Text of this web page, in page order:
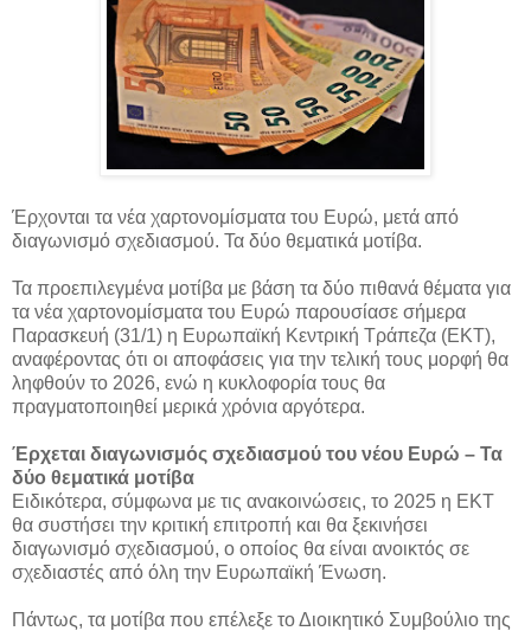
Έρχονται τα νέα χαρτονομίσματα του Ευρώ, μετά από
διαγωνισμό σχεδιασμού. Τα δύο θεματικά μοτίβα.
Τα προεπιλεγμένα μοτίβα με βάση τα δύο πιθανά θέματα για
τα νέα χαρτονομίσματα του Ευρώ παρουσίασε σήμερα
Παρασκευή (31/1) η Ευρωπαϊκή Κεντρική Τράπεζα (ΕΚΤ),
αναφέροντας ότι οι αποφάσεις για την τελική τους μορφή θα
ληφθούν το 2026, ενώ η κυκλοφορία τους θα
πραγματοποιηθεί μερικά χρόνια αργότερα.
Έρχεται διαγωνισμός σχεδιασμού του νέου Ευρώ – Τα
δύο θεματικά μοτίβα
Ειδικότερα, σύμφωνα με τις ανακοινώσεις, το 2025 η ΕΚΤ
θα συστήσει την κριτική επιτροπή και θα ξεκινήσει
διαγωνισμό σχεδιασμού, ο οποίος θα είναι ανοικτός σε
σχεδιαστές από όλη την Ευρωπαϊκή Ένωση.
Πάντως, τα μοτίβα που επέλεξε το Διοικητικό Συμβούλιο της